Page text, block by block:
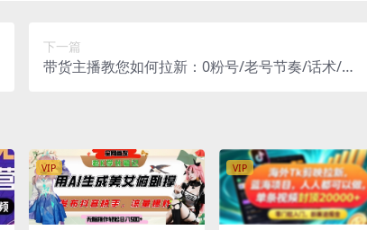
下一篇
带货主播教您如何拉新：0粉号/老号节奏/话术/
VIP VIP